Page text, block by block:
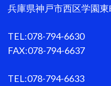
兵庫県神戸市西区学園東
TEL:078-794-6630
FAX:078-794-6637
TEL:078-794-6633